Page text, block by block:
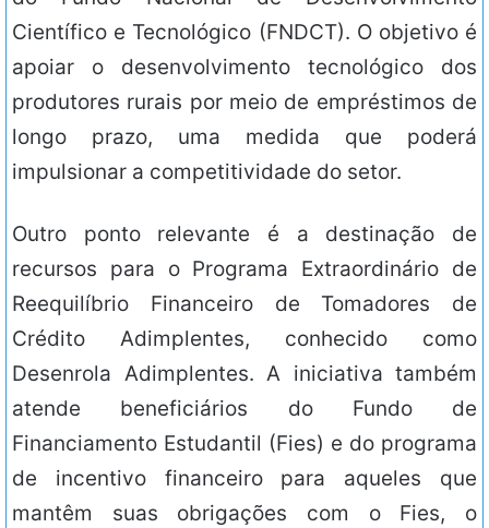
Científico e Tecnológico (FNDCT). O objetivo é
apoiar o desenvolvimento tecnológico dos
produtores rurais por meio de empréstimos de
longo prazo, uma medida que poderá
impulsionar a competitividade do setor.
Outro ponto relevante é a destinação de
recursos para o Programa Extraordinário de
Reequilíbrio Financeiro de Tomadores de
Crédito Adimplentes, conhecido como
Desenrola Adimplentes. A iniciativa também
atende beneficiários do Fundo de
Financiamento Estudantil (Fies) e do programa
de incentivo financeiro para aqueles que
mantêm suas obrigações com o Fies, o